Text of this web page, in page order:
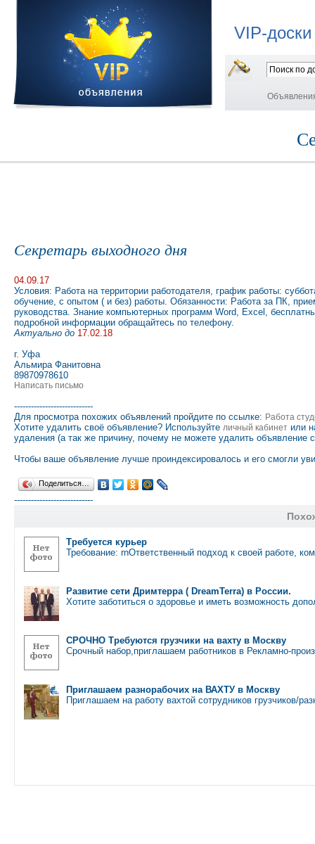
VIP-
Секретарь выходного дня
04.09.17
Условия: Работа на территории работодателя, график работы:
обучение, c опытом ( и без) работы. Обязанности: Работа за ПК,
руководства. Знание компьютерных программ Word, Excel,
подробной информации обращайтесь по телефону.
Актуально до 17.02.18
г. Уфа
Альмира Фанитовна
89870978610
Написать письмо
----------------------------
Для просмотра похожих объявлений пройдите по ссылке: Работа
Хотите удалить своё объявление? Используйте личный кабинет или
удаления (а так же причину, почему не можете удалить объявление
Чтобы ваше объявление лучше проиндексировалось и его смогли
Поделиться…
----------------------------
Требуется курьер
Требование: rnОтветственный подход к своей работе,
Развитие сети Дримтерра ( DreamTerra) в России.
Хотите заботиться о здоровье и иметь возможность
СРОЧНО Требуются грузчики на вахту в Москву
Срочный набор,приглашаем работников в Рекламно-
Приглашаем разнорабочих на ВАХТУ в Москву
Приглашаем на работу вахтой сотрудников грузчиков/